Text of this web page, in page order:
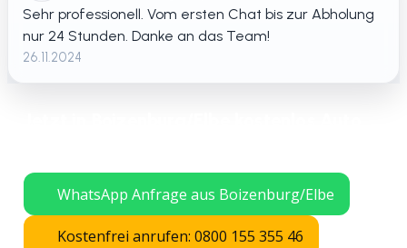
Sehr professionell. Vom ersten Chat bis zur Abholung
nur 24 Stunden. Danke an das Team!
26.11.2024
WhatsApp Anfrage aus Boizenburg/Elbe
Kostenfrei anrufen: 0800 155 355 46